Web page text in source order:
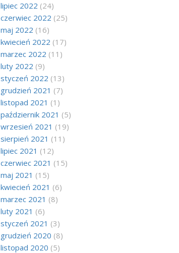
lipiec 2022 (24)
czerwiec 2022 (25)
maj 2022 (16)
kwiecień 2022 (17)
marzec 2022 (11)
luty 2022 (9)
styczeń 2022 (13)
grudzień 2021 (7)
listopad 2021 (1)
październik 2021 (5)
wrzesień 2021 (19)
sierpień 2021 (11)
lipiec 2021 (12)
czerwiec 2021 (15)
maj 2021 (15)
kwiecień 2021 (6)
marzec 2021 (8)
luty 2021 (6)
styczeń 2021 (3)
grudzień 2020 (8)
listopad 2020 (5)